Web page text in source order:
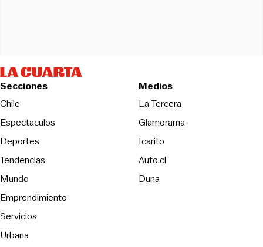
Secciones
Chile
Espectaculos
Deportes
Tendencias
Mundo
Emprendimiento
Servicios
Urbana
Medios
La TerceraOpens in new
Glamorama
Icarito
Auto.cl
DunaOpens in new window